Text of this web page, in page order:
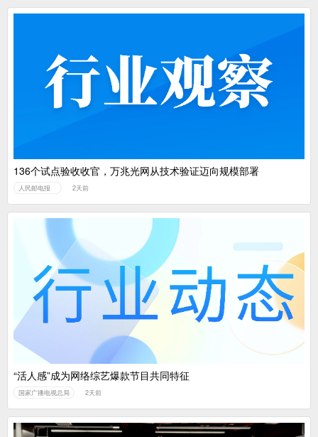
136个试点验收收官，万兆光网从技术验证迈向规模部署
人民邮电报 2天前
“活人感”成为网络综艺爆款节目共同特征
国家广播电视总局 2天前